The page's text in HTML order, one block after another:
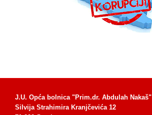
J.U. Opća bolnica "Prim.dr. Abdulah Nakaš"
Silvija Strahimira Kranjčevića 12